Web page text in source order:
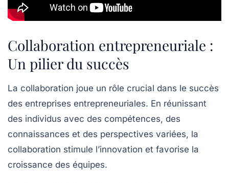
Collaboration entrepreneuriale :
Un pilier du succès
La collaboration joue un rôle crucial dans le succès
des entreprises entrepreneuriales. En réunissant
des individus avec des compétences, des
connaissances et des perspectives variées, la
collaboration stimule l’innovation et favorise la
croissance des équipes.